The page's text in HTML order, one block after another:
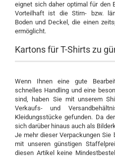
eignet sich daher optimal für den
Vorteilhaft ist die Stirn- bzw.
Boden und Deckel, die einen
ermöglicht.
Kartons für T-Shirts zu
Wenn Ihnen eine gute
schnelles Handling und eine
sind, haben Sie mit unserem
Verkaufs- und
Kleidungsstücke gefunden. Da
sich darüber hinaus auch als
Je mehr dieser Verpackungen Sie
mit unseren günstigen
diesen Artikel keine